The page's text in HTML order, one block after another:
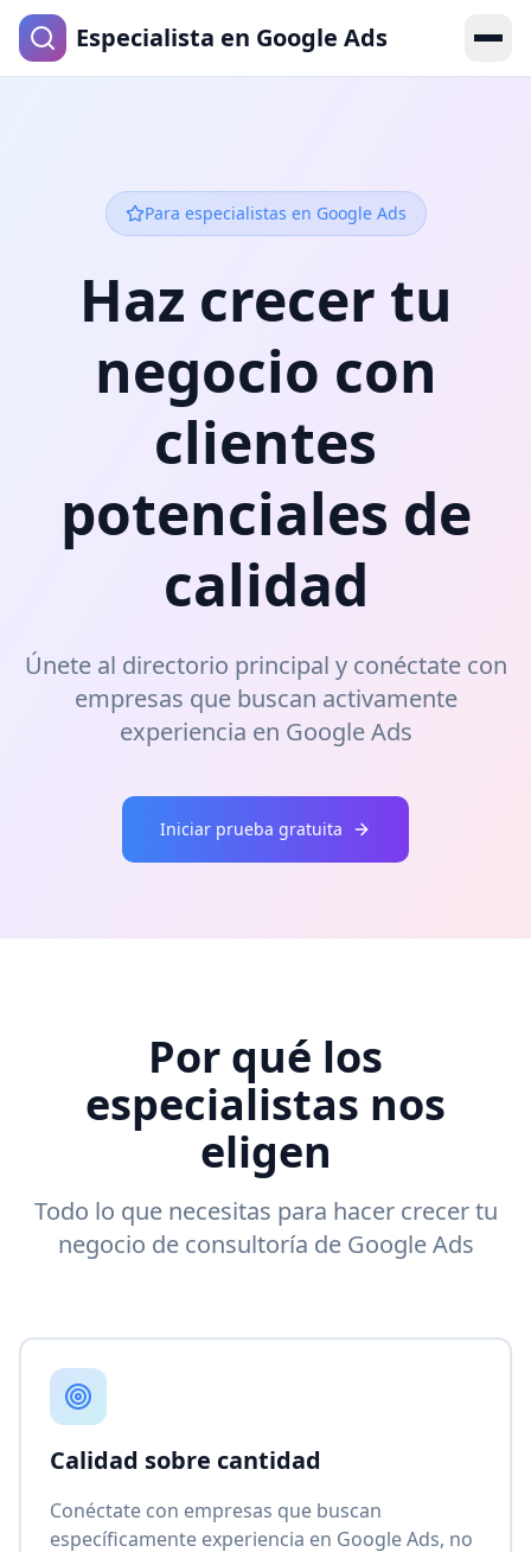
Especialista en Google Ads
Para especialistas en Google Ads
Haz crecer tu
negocio con
clientes
potenciales de
calidad
Únete al directorio principal y conéctate con
empresas que buscan activamente
experiencia en Google Ads
Iniciar prueba gratuita
Por qué los
especialistas nos
eligen
Todo lo que necesitas para hacer crecer tu
negocio de consultoría de Google Ads
Calidad sobre cantidad
Conéctate con empresas que buscan
específicamente experiencia en Google Ads, no